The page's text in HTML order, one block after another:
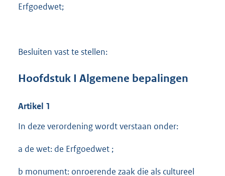
Erfgoedwet;
Besluiten vast te stellen:
Hoofdstuk I Algemene bepalingen
Artikel 1
In deze verordening wordt verstaan onder:
a de wet: de Erfgoedwet ;
b monument: onroerende zaak die als cultureel